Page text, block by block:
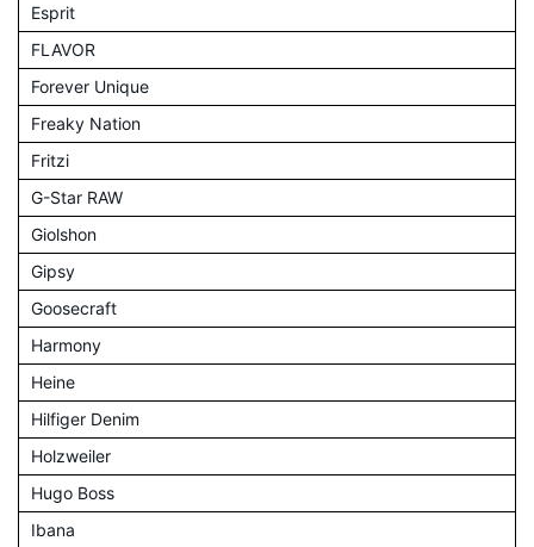
Esprit
FLAVOR
Forever Unique
Freaky Nation
Fritzi
G-Star RAW
Giolshon
Gipsy
Goosecraft
Harmony
Heine
Hilfiger Denim
Holzweiler
Hugo Boss
Ibana